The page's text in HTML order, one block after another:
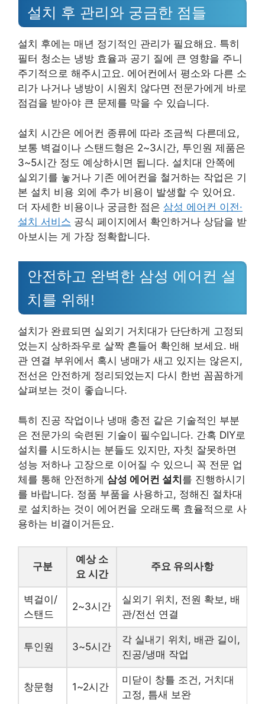
설치 후 관리와 궁금한 점들
설치 후에는 매년 정기적인 관리가 필요해요. 특히
필터 청소는 냉방 효율과 공기 질에 큰 영향을 주니
주기적으로 해주시고요. 에어컨에서 평소와 다른 소
리가 나거나 냉방이 시원치 않다면 전문가에게 바로
점검을 받아야 큰 문제를 막을 수 있습니다.
설치 시간은 에어컨 종류에 따라 조금씩 다른데요,
보통 벽걸이나 스탠드형은 2~3시간, 투인원 제품은
3~5시간 정도 예상하시면 됩니다. 설치대 안쪽에
실외기를 놓거나 기존 에어컨을 철거하는 작업은 기
본 설치 비용 외에 추가 비용이 발생할 수 있어요.
더 자세한 비용이나 궁금한 점은 삼성 에어컨 이전·
설치 서비스 공식 페이지에서 확인하거나 상담을 받
아보시는 게 가장 정확합니다.
안전하고 완벽한 삼성 에어컨 설
치를 위해!
설치가 완료되면 실외기 거치대가 단단하게 고정되
었는지 상하좌우로 살짝 흔들어 확인해 보세요. 배
관 연결 부위에서 혹시 냉매가 새고 있지는 않은지,
전선은 안전하게 정리되었는지 다시 한번 꼼꼼하게
살펴보는 것이 좋습니다.
특히 진공 작업이나 냉매 충전 같은 기술적인 부분
은 전문가의 숙련된 기술이 필수입니다. 간혹 DIY로
설치를 시도하시는 분들도 있지만, 자칫 잘못하면
성능 저하나 고장으로 이어질 수 있으니 꼭 전문 업
체를 통해 안전하게 삼성 에어컨 설치를 진행하시기
를 바랍니다. 정품 부품을 사용하고, 정해진 절차대
로 설치하는 것이 에어컨을 오래도록 효율적으로 사
용하는 비결이거든요.
구분
예상 소
요 시간
주요 유의사항
벽걸이/
스탠드
2~3시간
실외기 위치, 전원 확보, 배
관/전선 연결
투인원 3~5시간
각 실내기 위치, 배관 길이,
진공/냉매 작업
창문형 1~2시간
미닫이 창틀 조건, 거치대
고정, 틈새 보완